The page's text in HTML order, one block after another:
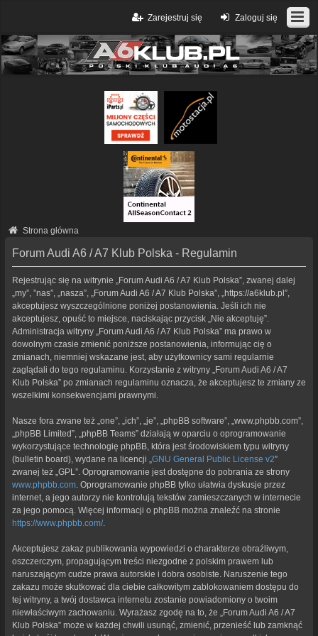
Zaloguj się
Zarejestruj się
Strona główna
Forum Audi A6 / A7 Klub Polska - Regulamin
Rejestrując się na witrynie „Forum Audi A6 / A7 Klub Polska”, zwanej dalej
„my”, ”nas”, „nasza”, „Forum Audi A6 / A7 Klub Polska”, „https://a6klub.pl”,
akceptujesz wyszczególnione poniżej postanowienia. Jeśli ich nie
akceptujesz, opuść to miejsce, naciskając przycisk „Nie akceptuję”.
Administracja witryny „Forum Audi A6 / A7 Klub Polska” ma prawo w
dowolnym czasie zmienić poniższe postanowienia, informując cię o
zmianach, niemniej wskazane jest, aby użytkownicy sami regularnie
zaglądali do tego regulaminu. Korzystanie z witryny „Forum Audi A6 / A7
Klub Polska” po zmianach regulaminu oznacza, że akceptujesz te zmiany ze
wszelkimi konsekwencjami prawnymi.
Nasze fora zwane też „one”, „ich”, „je”, „phpBB software”, „www.phpbb.com”,
„phpBB Limited”, „phpBB Teams” działają w oparciu o oprogramowanie
wykorzystujące technologię phpBB, która jest środowiskiem typu witryny
(bulletin board), wydane na licencji „GNU General Public License v2”
zwanej też „GPL”. Oprogramowanie jest dostępne do pobrania ze strony
www.phpbb.com. Oprogramowanie phpBB tylko ułatwia dyskusje przez
internet, a jego autorzy nie kontrolują tekstów zamieszczanych w internecie
za jego pomocą. Więcej informacji o phpBB można znaleźć na stronie
https://www.phpbb.com/.
Akceptujesz zakaz publikowania wypowiedzi o charakterze obraźliwym,
oszczerczym, propagującym treści niezgodne z polskim prawem lub
naruszającym cudze prawa autorskie i dobra osobiste. Naruszenie tego
zakazu może skutkować dla ciebie całkowitym zablokowaniem dostępu do
tej witryny, a twój dostawca internetu zostanie powiadomiony o twoim
niewłaściwym zachowaniu. Wyrażasz zgodę na to, że „Forum Audi A6 / A7
Klub Polska” może w każdej chwili usunąć, zmienić, przenieść lub zamknąć